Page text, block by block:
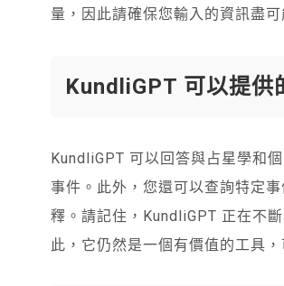
量，因此請確保您輸入的資訊盡可
KundliGPT 可以提供
KundliGPT 可以回答與占星學和
事件。此外，您還可以查詢特定
釋。請記住，KundliGPT 正在不
此，它仍然是一個有價值的工具